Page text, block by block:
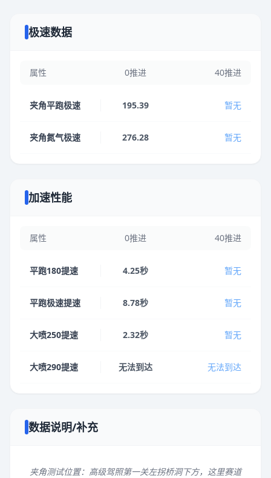
极速数据
属性 0推进 40推进
夹角平跑极速 195.39 暂无
夹角氮气极速 276.28 暂无
加速性能
属性 0推进 40推进
平跑180提速 4.25秒 暂无
平跑极速提速 8.78秒 暂无
大喷250提速 2.32秒 暂无
大喷290提速 无法到达 无法到达
数据说明/补充
夹角测试位置：高级驾照第一关左拐桥洞下方，这里赛道